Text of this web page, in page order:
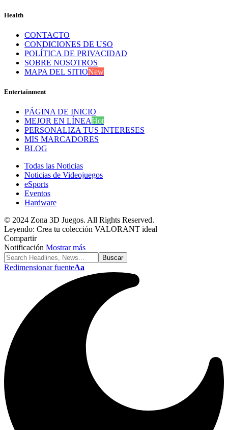
Health
CONTACTO
CONDICIONES DE USO
POLÍTICA DE PRIVACIDAD
SOBRE NOSOTROS
MAPA DEL SITIONew
Entertainment
PÁGINA DE INICIO
MEJOR EN LÍNEAHot
PERSONALIZA TUS INTERESES
MIS MARCADORES
BLOG
Todas las Noticias
Noticias de Videojuegos
eSports
Eventos
Hardware
© 2024 Zona 3D Juegos. All Rights Reserved.
Leyendo: Crea tu colección VALORANT ideal
Compartir
Notificación Mostrar más
Redimensionar fuenteAa